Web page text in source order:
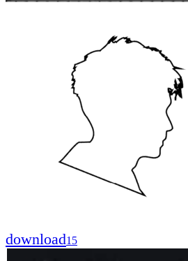
download15